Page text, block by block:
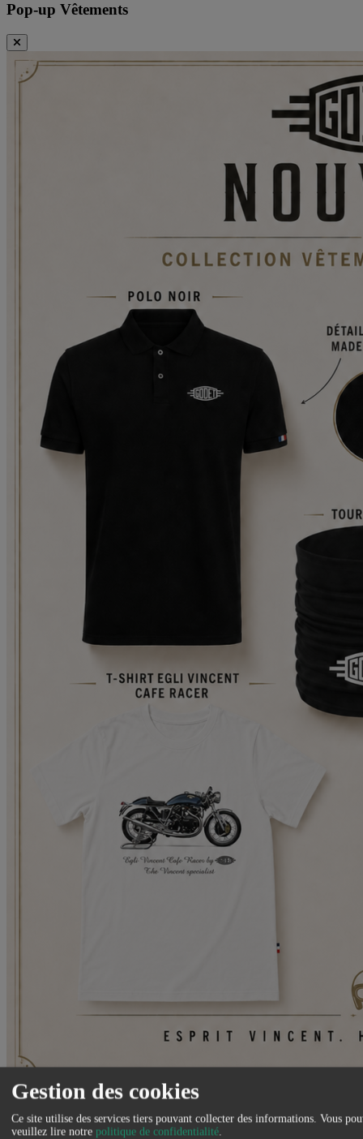
Pop-up Vêtements
Fermer
Made in France
Gestion des cookies
Ce site utilise des services tiers pouvant collecter des informations. Vous
veuillez lire notre politique de confidentialité.